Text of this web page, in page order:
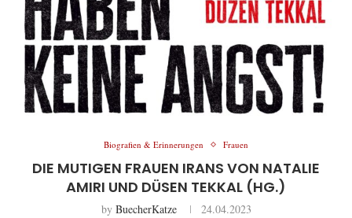
Biografien & Erinnerungen Frauen
DIE MUTIGEN FRAUEN IRANS VON NATALIE
AMIRI UND DÜSEN TEKKAL (HG.)
by BuecherKatze 24.04.2023